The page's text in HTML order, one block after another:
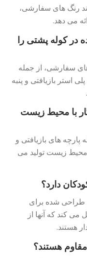
رنگ های سفارشی،
می دهد.
در کوله پشتی را
سفارشی، از جمله
استر بازیافتی و پنبه
با محیط زیست
پارچه های بازیافتی و
محیط زیست تولید می
طراحی شده برای
کند که آنها از
هستند.